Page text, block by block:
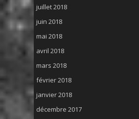
juillet 2018
juin 2018
mai 2018
avril 2018
mars 2018
février 2018
janvier 2018
décembre 2017